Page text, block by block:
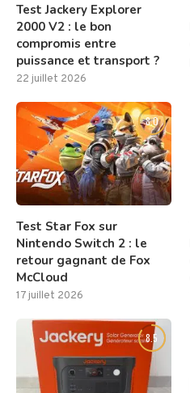
Test Jackery Explorer
2000 V2 : le bon
compromis entre
puissance et transport ?
22 juillet 2026
8.0
Test Star Fox sur
Nintendo Switch 2 : le
retour gagnant de Fox
McCloud
17 juillet 2026
8.5